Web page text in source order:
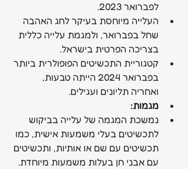
לפברואר 2023.
העלייה מיוחסת בעיקר לחג האהבה
שחל בפברואר, ולמגמת עלייה כללית
בצריכה הפרטית בישראל.
קטגוריית התכשיטים הפופולרית ביותר
בפברואר 2024 הייתה טבעות,
ואחריה תליונים ועגילים.
מגמות:
נמשכת המגמה של עלייה בביקוש
לתכשיטים בעלי משמעות אישית, כמו
תכשיטים עם שם או אותיות, ותכשיטים
עם אבני חן בעלות משמעות מיוחדת.